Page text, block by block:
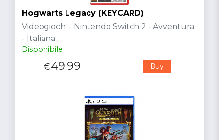
Hogwarts Legacy (KEYCARD)
Videogiochi - Nintendo Switch 2 - Avventura
- Italiana
Disponibile
€49.99 Buy